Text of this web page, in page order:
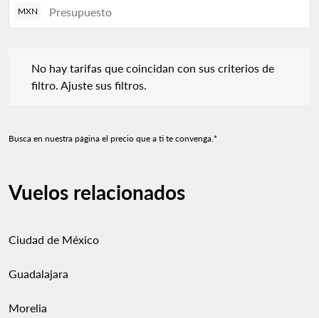
MXN
No hay tarifas que coincidan con sus criterios de
filtro. Ajuste sus filtros.
Busca en nuestra página el precio que a ti te convenga.*
Vuelos relacionados
Ciudad de México
Guadalajara
Morelia